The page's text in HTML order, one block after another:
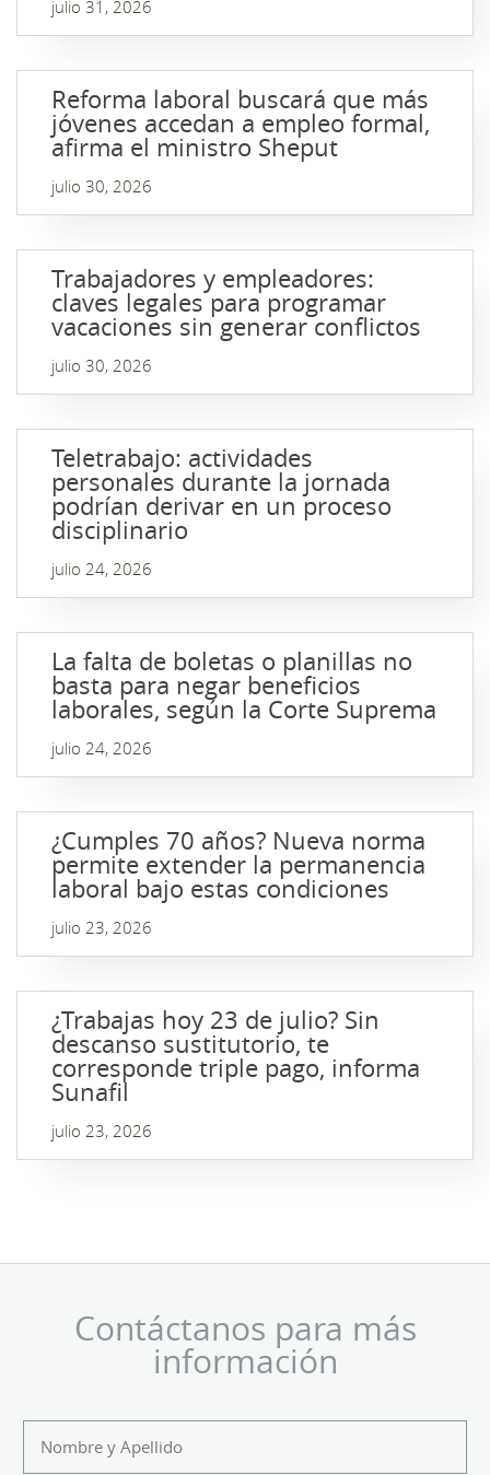
julio 31, 2026
Reforma laboral buscará que más
jóvenes accedan a empleo formal,
afirma el ministro Sheput
julio 30, 2026
Trabajadores y empleadores:
claves legales para programar
vacaciones sin generar conflictos
julio 30, 2026
Teletrabajo: actividades
personales durante la jornada
podrían derivar en un proceso
disciplinario
julio 24, 2026
La falta de boletas o planillas no
basta para negar beneficios
laborales, según la Corte Suprema
julio 24, 2026
¿Cumples 70 años? Nueva norma
permite extender la permanencia
laboral bajo estas condiciones
julio 23, 2026
¿Trabajas hoy 23 de julio? Sin
descanso sustitutorio, te
corresponde triple pago, informa
Sunafil
julio 23, 2026
Contáctanos para más
información